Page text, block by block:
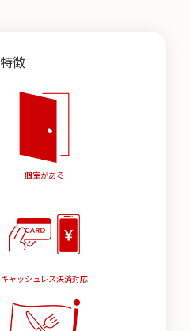
特徴
個室がある
キャッシュレス決済対応